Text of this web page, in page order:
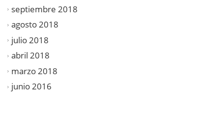
septiembre 2018
agosto 2018
julio 2018
abril 2018
marzo 2018
junio 2016